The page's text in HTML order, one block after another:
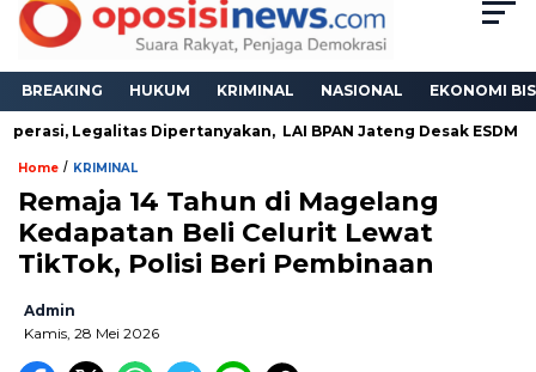
BREAKING HUKUM KRIMINAL NASIONAL EKONOMI
Legalitas Dipertanyakan, LAI BPAN Jateng Desak ESDM dan
Home / KRIMINAL
Remaja 14 Tahun di Magelang
Kedapatan Beli Celurit Lewat
TikTok, Polisi Beri Pembinaan
Admin
Kamis, 28 Mei 2026